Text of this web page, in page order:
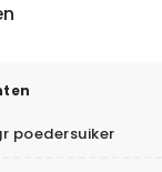
poedersuiker